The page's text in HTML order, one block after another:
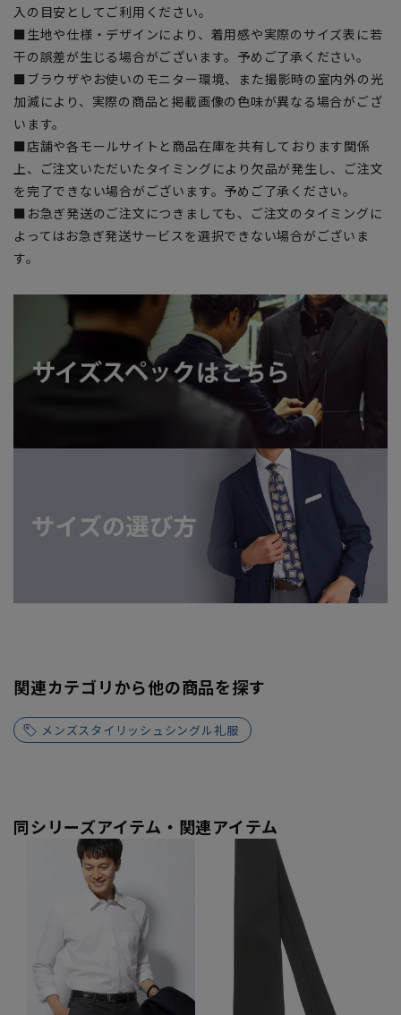
入の目安としてご利用ください。
■生地や仕様・デザインにより、着用感や実際のサイズ表に若
干の誤差が生じる場合がございます。予めご了承ください。
■ブラウザやお使いのモニター環境、また撮影時の室内外の光
加減により、実際の商品と掲載画像の色味が異なる場合がござ
います。
■店舗や各モールサイトと商品在庫を共有しております関係
上、ご注文いただいたタイミングにより欠品が発生し、ご注文
を完了できない場合がございます。予めご了承ください。
■お急ぎ発送のご注文につきましても、ご注文のタイミングに
よってはお急ぎ発送サービスを選択できない場合がございま
す。
関連カテゴリから他の商品を探す
メンズスタイリッシュシングル礼服
同シリーズアイテム・関連アイテム